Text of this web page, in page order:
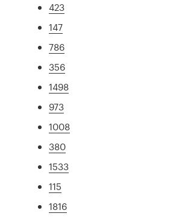
423
147
786
356
1498
973
1008
380
1533
115
1816